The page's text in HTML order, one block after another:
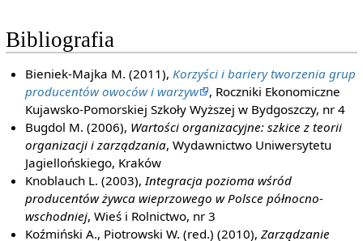
Bibliografia
Bieniek-Majka M. (2011), Korzyści i bariery tworzenia grup
producentów owoców i warzyw
, Roczniki Ekonomiczne
Kujawsko-Pomorskiej Szkoły Wyższej w Bydgoszczy, nr 4
Bugdol M. (2006), Wartości organizacyjne: szkice z teorii
organizacji i zarządzania, Wydawnictwo Uniwersytetu
Jagiellońskiego, Kraków
Knoblauch L. (2003), Integracja pozioma wśród
producentów żywca wieprzowego w Polsce północno-
wschodniej, Wieś i Rolnictwo, nr 3
Koźmiński A., Piotrowski W. (red.) (2010),Zarządzanie